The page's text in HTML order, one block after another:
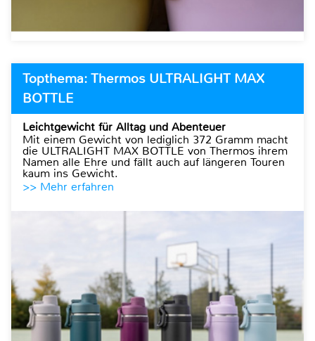
Topthema: Thermos ULTRALIGHT MAX
BOTTLE
Leichtgewicht für Alltag und Abenteuer
Mit einem Gewicht von lediglich 372 Gramm macht
die ULTRALIGHT MAX BOTTLE von Thermos ihrem
Namen alle Ehre und fällt auch auf längeren Touren
kaum ins Gewicht.
>> Mehr erfahren